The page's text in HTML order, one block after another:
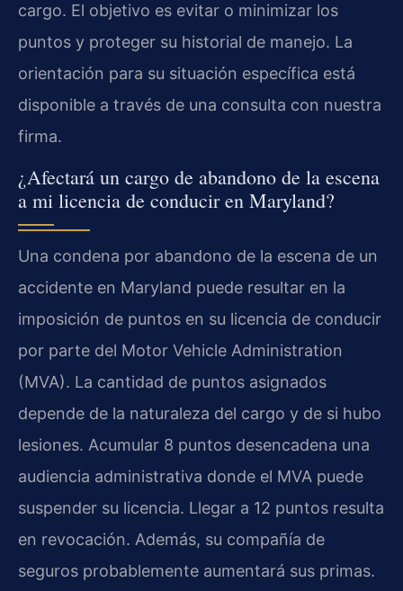
cargo. El objetivo es evitar o minimizar los
puntos y proteger su historial de manejo. La
orientación para su situación específica está
disponible a través de una consulta con nuestra
firma.
¿Afectará un cargo de abandono de la escena
a mi licencia de conducir en Maryland?
Una condena por abandono de la escena de un
accidente en Maryland puede resultar en la
imposición de puntos en su licencia de conducir
por parte del Motor Vehicle Administration
(MVA). La cantidad de puntos asignados
depende de la naturaleza del cargo y de si hubo
lesiones. Acumular 8 puntos desencadena una
audiencia administrativa donde el MVA puede
suspender su licencia. Llegar a 12 puntos resulta
en revocación. Además, su compañía de
seguros probablemente aumentará sus primas.